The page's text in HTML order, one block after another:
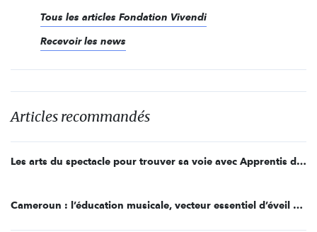
Tous les articles Fondation Vivendi
Recevoir les news
Articles recommandés
Les arts du spectacle pour trouver sa voie avec Apprentis d’Auteuil
Cameroun : l’éducation musicale, vecteur essentiel d’éveil à la culture et au patrimoine